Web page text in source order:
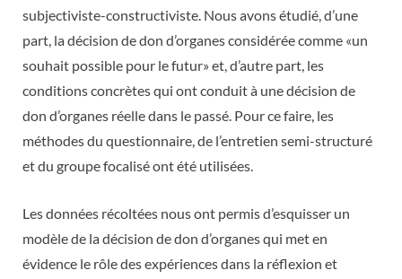
subjectiviste-constructiviste. Nous avons étudié, d’une
part, la décision de don d’organes considérée comme «un
souhait possible pour le futur» et, d’autre part, les
conditions concrètes qui ont conduit à une décision de
don d’organes réelle dans le passé. Pour ce faire, les
méthodes du questionnaire, de l’entretien semi-structuré
et du groupe focalisé ont été utilisées.
Les données récoltées nous ont permis d’esquisser un
modèle de la décision de don d’organes qui met en
évidence le rôle des expériences dans la réflexion et